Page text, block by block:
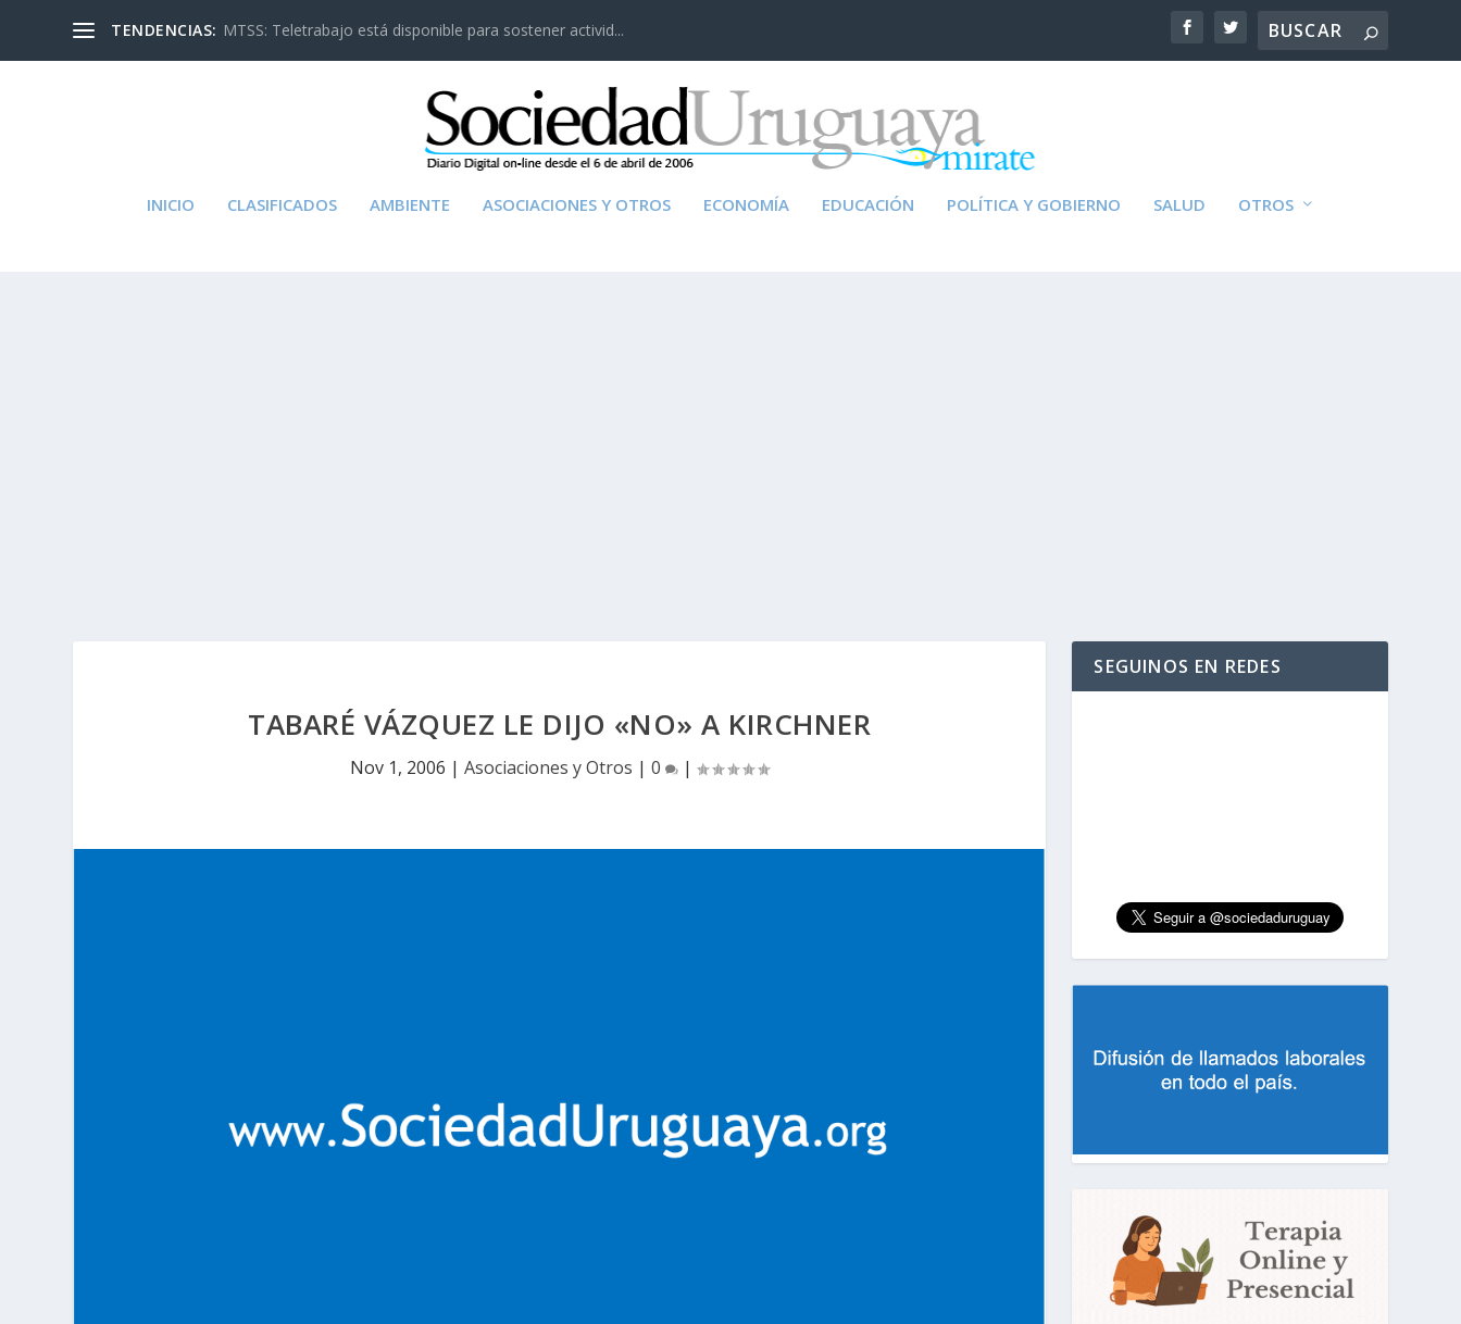
TENDENCIAS: MTSS: Teletrabajo está disponible para sostener activid...
INICIO CLASIFICADOS AMBIENTE ASOCIACIONES Y OTROS ECONOMÍA EDUCACIÓN POLÍTICA Y GOBIERNO SALUD OTROS
TABARÉ VÁZQUEZ LE DIJO «NO» A KIRCHNER
Nov 1, 2006 |Asociaciones y Otros |0 |
SEGUINOS EN REDES